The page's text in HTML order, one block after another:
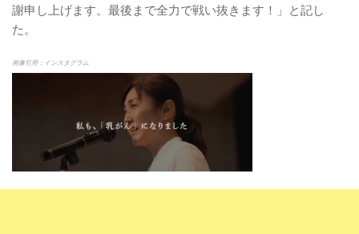
謝申し上げます。最後まで全力で戦い抜きます！」と記し
た。
画像引用：インスタグラム